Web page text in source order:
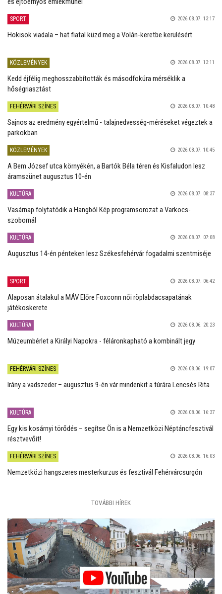
SPORT 2026.08.07. 13:17
Hokisok viadala – hat fiatal küzd meg a Volán-keretbe kerülésért
KÖZLEMÉNYEK 2026.08.07. 13:11
Kedd éjfélig meghosszabbították és másodfokúra mérséklik a
hőségriasztást
FEHÉRVÁRI SZÍNES 2026.08.07. 10:48
Sajnos az eredmény egyértelmű - talajnedvesség-méréseket végeztek a
parkokban
KÖZLEMÉNYEK 2026.08.07. 10:45
A Bem József utca környékén, a Bartók Béla téren és Kisfaludon lesz
áramszünet augusztus 10-én
KULTÚRA 2026.08.07. 08:37
Vasárnap folytatódik a Hangból Kép programsorozat a Varkocs-
szobornál
KULTÚRA 2026.08.07. 07:08
Augusztus 14-én pénteken lesz Székesfehérvár fogadalmi szentmiséje
SPORT 2026.08.07. 06:42
Alaposan átalakul a MÁV Előre Foxconn női röplabdacsapatának
játékoskerete
KULTÚRA 2026.08.06. 20:23
Múzeumbérlet a Királyi Napokra - féláronkapható a kombinált jegy
FEHÉRVÁRI SZÍNES 2026.08.06. 19:07
Irány a vadszeder – augusztus 9-én vár mindenkit a túrára Lencsés Rita
KULTÚRA 2026.08.06. 16:37
Egy kis kosárnyi törődés – segítse Ön is a Nemzetközi Néptáncfesztivál
résztvevőit!
FEHÉRVÁRI SZÍNES 2026.08.06. 16:03
Nemzetközi hangszeres mesterkurzus és fesztivál Fehérvárcsurgón
TOVÁBBI HÍREK